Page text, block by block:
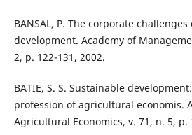
BANSAL, P. The corporate
development. Academy of
2, p. 122-131, 2002.
BATIE, S. S. Sustainable
profession of agricultural economis.
Agricultural Economics, v. 71, n. 5, p.